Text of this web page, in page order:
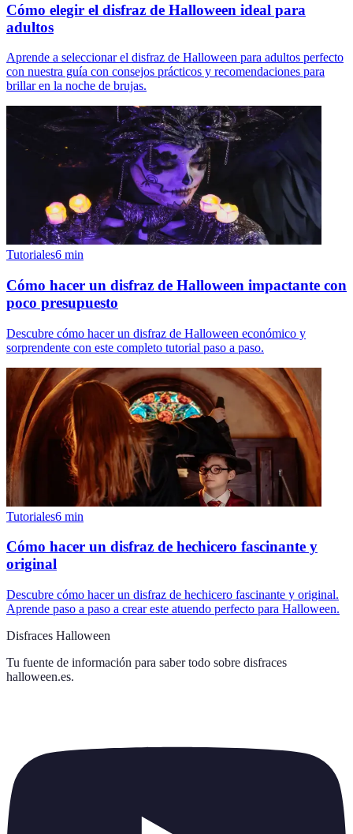
Cómo elegir el disfraz de Halloween ideal para
adultos
Aprende a seleccionar el disfraz de Halloween para adultos perfecto
con nuestra guía con consejos prácticos y recomendaciones para
brillar en la noche de brujas.
Tutoriales6 min
Cómo hacer un disfraz de Halloween impactante con
poco presupuesto
Descubre cómo hacer un disfraz de Halloween económico y
sorprendente con este completo tutorial paso a paso.
Tutoriales6 min
Cómo hacer un disfraz de hechicero fascinante y
original
Descubre cómo hacer un disfraz de hechicero fascinante y original.
Aprende paso a paso a crear este atuendo perfecto para Halloween.
Disfraces Halloween
Tu fuente de información para saber todo sobre disfraces
halloween.es.